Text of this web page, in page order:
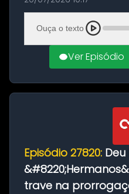
Mundo conquistado
Ciudad Rodrigo, na
no...
Ouça o texto
Ver Episódio
Episódio 27820:
trave na